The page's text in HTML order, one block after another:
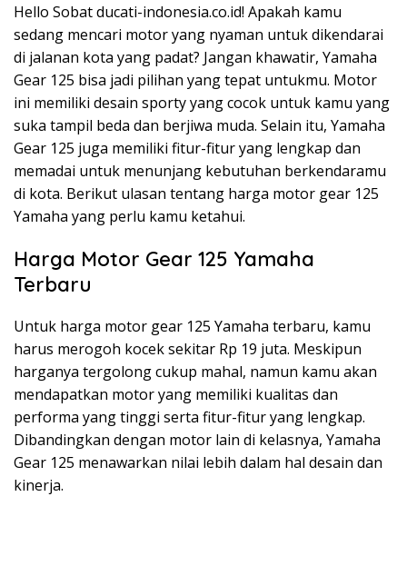
Hello Sobat ducati-indonesia.co.id! Apakah kamu
sedang mencari motor yang nyaman untuk dikendarai
di jalanan kota yang padat? Jangan khawatir, Yamaha
Gear 125 bisa jadi pilihan yang tepat untukmu. Motor
ini memiliki desain sporty yang cocok untuk kamu yang
suka tampil beda dan berjiwa muda. Selain itu, Yamaha
Gear 125 juga memiliki fitur-fitur yang lengkap dan
memadai untuk menunjang kebutuhan berkendaramu
di kota. Berikut ulasan tentang harga motor gear 125
Yamaha yang perlu kamu ketahui.
Harga Motor Gear 125 Yamaha
Terbaru
Untuk harga motor gear 125 Yamaha terbaru, kamu
harus merogoh kocek sekitar Rp 19 juta. Meskipun
harganya tergolong cukup mahal, namun kamu akan
mendapatkan motor yang memiliki kualitas dan
performa yang tinggi serta fitur-fitur yang lengkap.
Dibandingkan dengan motor lain di kelasnya, Yamaha
Gear 125 menawarkan nilai lebih dalam hal desain dan
kinerja.